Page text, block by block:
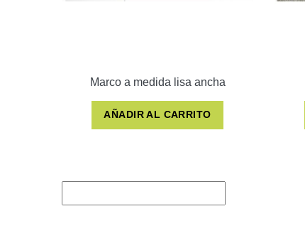
Marco a medida lisa ancha
AÑADIR AL CARRITO